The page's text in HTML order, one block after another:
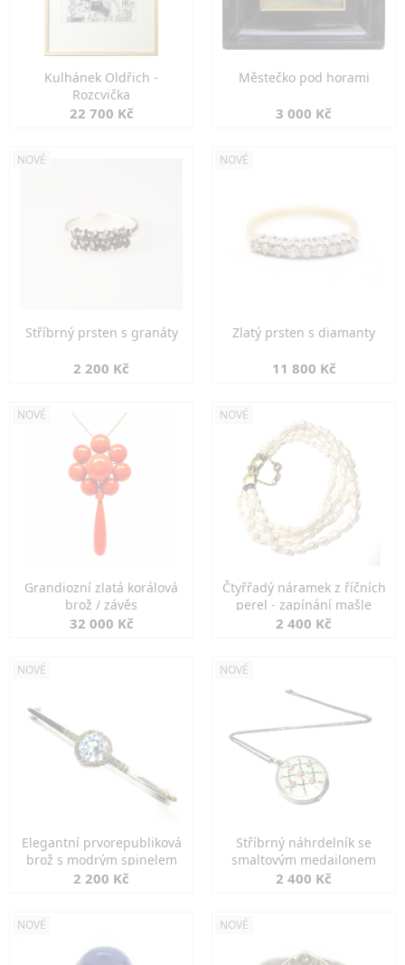
Kulhánek Oldřich -
Rozcvička
22 700 Kč
Městečko pod horami
3 000 Kč
NOVÉ
Stříbrný prsten s granáty
2 200 Kč
NOVÉ
Zlatý prsten s diamanty
11 800 Kč
NOVÉ
Grandiozní zlatá korálová
brož / závěs
32 000 Kč
NOVÉ
Čtyřřadý náramek z říčních
perel - zapínání mašle
2 400 Kč
NOVÉ
Elegantní prvorepubliková
brož s modrým spinelem
2 200 Kč
NOVÉ
Stříbrný náhrdelník se
smaltovým medailonem
2 400 Kč
NOVÉ NOVÉ